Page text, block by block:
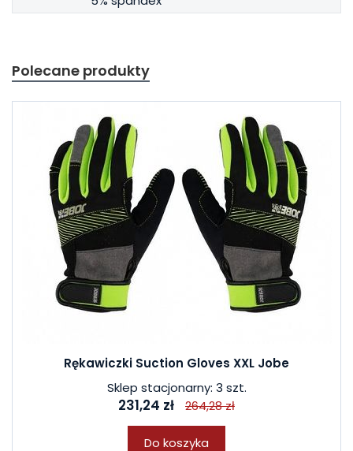
Polecane produkty
Rękawiczki Suction Gloves XXL Jobe
Sklep stacjonarny: 3 szt.
231,24 zł 264,28 zł
Do koszyka